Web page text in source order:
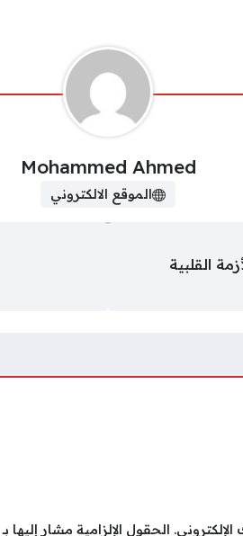
Mohammed Ahmed
الموقع الالكتروني
القلبية
الحقول الإلزامية مشار إليها بـ